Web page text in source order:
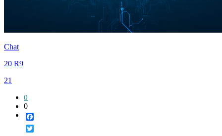
Chat
20 R9
21
0
0